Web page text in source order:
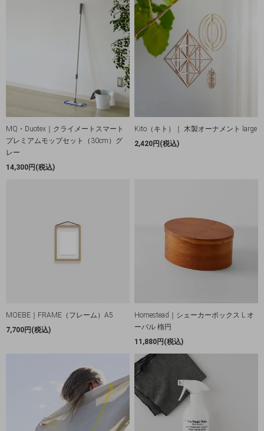
MQ・Duotex｜クライメートスマート
プレミアムモップセット（30cm）グ
レー
14,300円(税込)
Kito（キト）｜ 木製オーナメント large
2,420円(税込)
MOEBE｜FRAME（フレーム）A5
7,700円(税込)
Homestead｜シェーカーボックス L オ
ーバル 楕円
11,880円(税込)